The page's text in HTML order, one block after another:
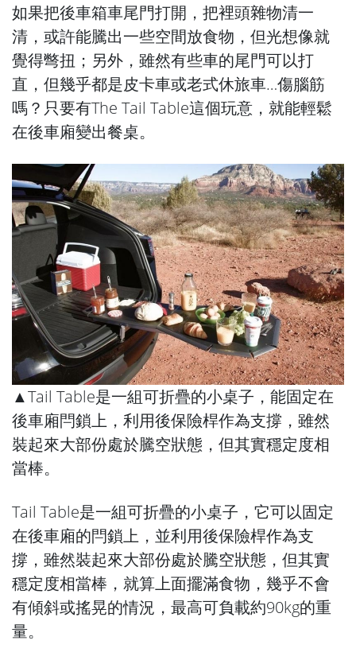
如果把後車箱車尾門打開，把裡頭雜物清一
清，或許能騰出一些空間放食物，但光想像就
覺得彆扭；另外，雖然有些車的尾門可以打
直，但幾乎都是皮卡車或老式休旅車…傷腦筋
嗎？只要有The Tail Table這個玩意，就能輕鬆
在後車廂變出餐桌。
▲Tail Table是一組可折疊的小桌子，能固定在
後車廂閂鎖上，利用後保險桿作為支撐，雖然
裝起來大部份處於騰空狀態，但其實穩定度相
當棒。
Tail Table是一組可折疊的小桌子，它可以固定
在後車廂的閂鎖上，並利用後保險桿作為支
撐，雖然裝起來大部份處於騰空狀態，但其實
穩定度相當棒，就算上面擺滿食物，幾乎不會
有傾斜或搖晃的情況，最高可負載約90kg的重
量。